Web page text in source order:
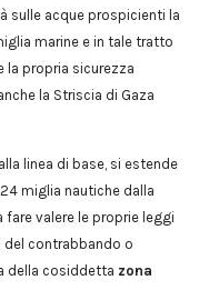
sulle acque prospicienti la
marine e in tale tratto
la propria sicurezza
la Striscia di Gaza
linea di base, si estende
miglia nautiche dalla
valere le proprie leggi
contrabbando o
della cosiddetta zona